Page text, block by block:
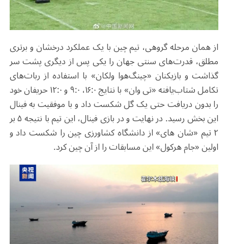
از همان مرحله گروهی، تیم چین با یک عملکرد درخشان و برتری
مطلق، قدرت‌های سنتی جهان را یکی پس از دیگری پشت سر
گذاشت و بازیکنان «چینگ‌هوا ولکان» با استفاده از ربات‌های
تکامل شتاب‌یافته «تی وان» با نتایج ۱۶:۰، ۹:۰ و ۱۲:۰ حریفان خود
را بدون دریافت حتی یک گل شکست داد و با موفقیت به فینال
این بخش رسید. در نهایت و در بازی فینال، این تیم با نتیجه ۵ بر
۲ تیم «شان های» از دانشگاه کشاورزی چین را شکست داد و
اولین «جام هرکول» این مسابقات را از آن چین کرد.